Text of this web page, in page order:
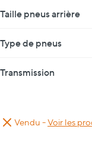
Taille pneus arrière
Type de pneus
Transmission
Vendu -Voir les